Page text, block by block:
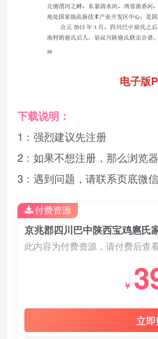
电子版
下载说明：
1：强烈建议先注册
2：如果不想注册，那么浏览
3：遇到问题，请联系页底微信
京兆郡四川巴中陕西宝鸡扈氏
此内容为付费资源，请付费后查
￥
立
付费资源